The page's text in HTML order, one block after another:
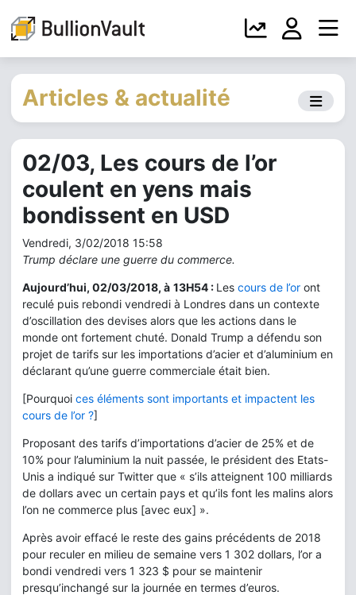
Articles & actualité
02/03, Les cours de l’or
coulent en yens mais
bondissent en USD
Vendredi, 3/02/2018 15:58
Trump déclare une guerre du commerce.
Aujourd’hui, 02/03/2018, à 13H54 : Les cours de l’or ont
reculé puis rebondi vendredi à Londres dans un contexte
d’oscillation des devises alors que les actions dans le
monde ont fortement chuté. Donald Trump a défendu son
projet de tarifs sur les importations d’acier et d’aluminium en
déclarant qu’une guerre commerciale était bien.
[Pourquoi ces éléments sont importants et impactent les
cours de l’or ?]
Proposant des tarifs d’importations d’acier de 25% et de
10% pour l’aluminium la nuit passée, le président des Etats-
Unis a indiqué sur Twitter que « s’ils atteignent 100 milliards
de dollars avec un certain pays et qu’ils font les malins alors
l’on ne commerce plus [avec eux] ».
Après avoir effacé le reste des gains précédents de 2018
pour reculer en milieu de semaine vers 1 302 dollars, l’or a
bondi vendredi vers 1 323 $ pour se maintenir
presqu’inchangé sur la journée en termes d’euros.